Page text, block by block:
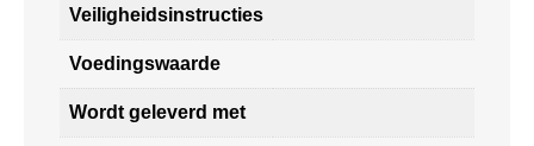
Veiligheidsinstructies
Voedingswaarde
Wordt geleverd met